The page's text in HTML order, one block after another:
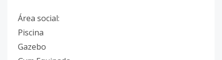
Área social:
Piscina
Gazebo